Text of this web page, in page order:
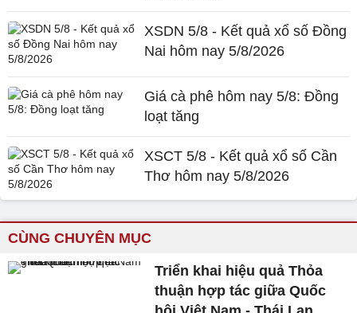
XSDN 5/8 - Kết quả xổ số Đồng
Nai hôm nay 5/8/2026
Giá cà phê hôm nay 5/8: Đồng
loạt tăng
XSCT 5/8 - Kết quả xổ số Cần
Thơ hôm nay 5/8/2026
CÙNG CHUYÊN MỤC
Triển khai hiệu quả Thỏa
thuận hợp tác giữa Quốc